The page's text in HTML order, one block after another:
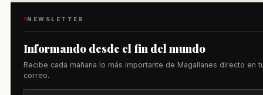
NEWSLETTER
Informando desde el fin del mundo
Recibe cada mañana lo más importante de Magallanes directo en
correo.